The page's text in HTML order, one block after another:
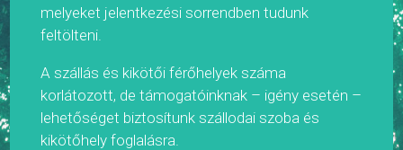
melyeket jelentkezési sorrendben tudunk
feltölteni.
A szállás és kikötői férőhelyek száma
korlátozott, de támogatóinknak – igény esetén –
lehetőséget biztosítunk szállodai szoba és
kikötőhely foglalásra.